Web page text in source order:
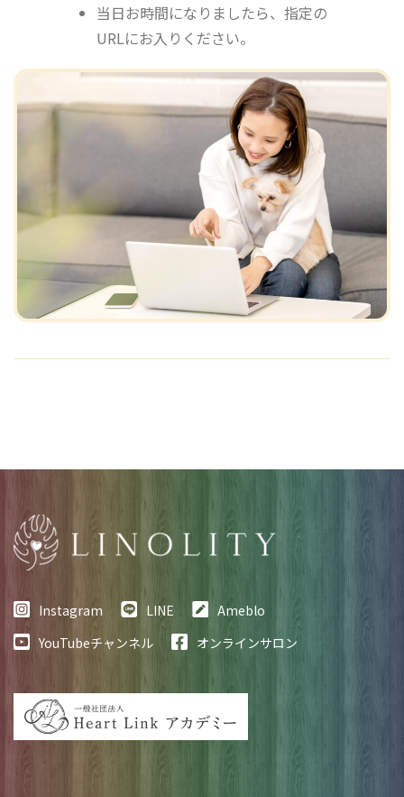
当日お時間になりましたら、指定の
URLにお入りください。
Instagram LINE
Ameblo
YouTubeチャンネル
オンラインサロン